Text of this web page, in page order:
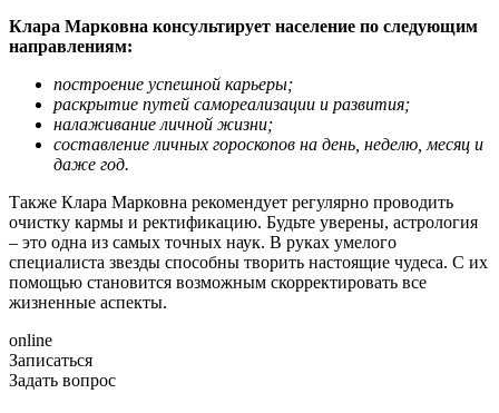
Клара Марковна консультирует население по следующим
направлениям:
построение успешной карьеры;
раскрытие путей самореализации и развития;
налаживание личной жизни;
составление личных гороскопов на день, неделю, месяц и
даже год.
Также Клара Марковна рекомендует регулярно проводить
очистку кармы и ректификацию. Будьте уверены, астрология
– это одна из самых точных наук. В руках умелого
специалиста звезды способны творить настоящие чудеса. С их
помощью становится возможным скорректировать все
жизненные аспекты.
online
Записаться
Задать вопрос